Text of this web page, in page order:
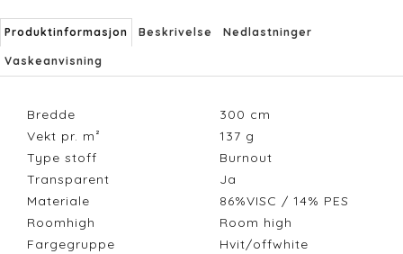
Produktinformasjon Beskrivelse Nedlastninger
Vaskeanvisning
Bredde 300 cm
Vekt pr. m²
137 g
Type stoff
Burnout
Transparent
Ja
Materiale
86%VISC / 14% PES
Roomhigh
Room high
Fargegruppe
Hvit/offwhite